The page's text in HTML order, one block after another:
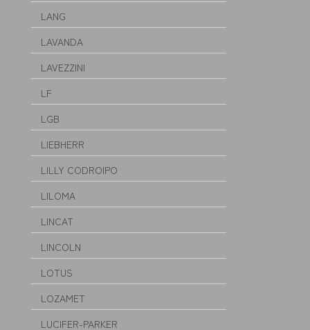
LANG
LAVANDA
LAVEZZINI
LF
LGB
LIEBHERR
LILLY CODROIPO
LILOMA
LINCAT
LINCOLN
LOTUS
LOZAMET
LUCIFER-PARKER